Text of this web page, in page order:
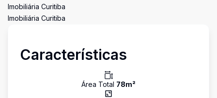
Imobiliária Curitiba
Imobiliária Curitiba
Características
Área Total 78m²